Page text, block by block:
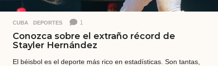
CUBA ,DEPORTES 1
Conozca sobre el extraño récord de
Stayler Hernández
El béisbol es el deporte más rico en estadísticas. Son tantas,